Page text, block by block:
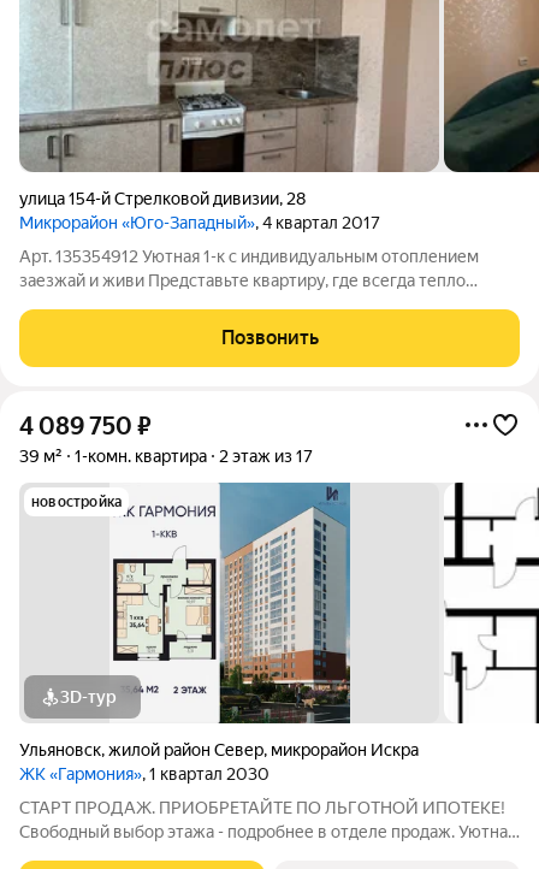
улица 154-й Стрелковой дивизии, 28
Микрорайон «Юго-Западный», 4 квартал 2017
Арт. 135354912 Уютная 1-к с индивидуальным отоплением
заезжай и живи Представьте квартиру, где всегда тепло
суеты. Это именно такой вариант компактный, удобный и с
атмосферой уюта. О
Позвонить
4 089 750 ₽
39 м² 1-комн. квартира 2 этаж из 17
новостройка
3D-тур
Ульяновск,жилой район Север, микрорайон Искра
ЖК «Гармония», 1 квартал 2030
СТАРТ ПРОДАЖ. ПРИОБРЕТАЙТЕ ПО ЛЬГОТНОЙ ИПОТЕКЕ!
Свободный выбор этажа - подробнее в отделе продаж. Уютная